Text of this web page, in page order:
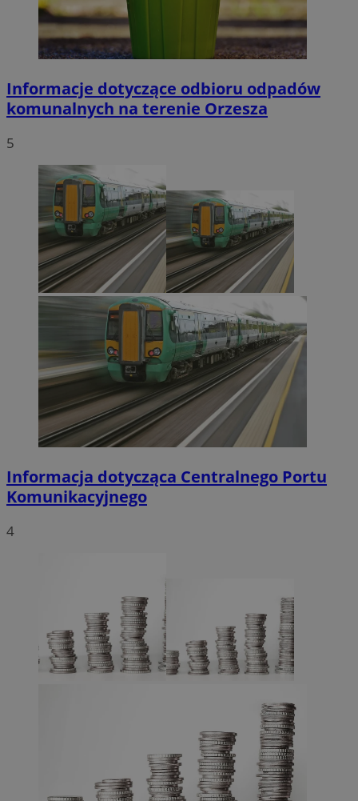
Informacje dotyczące odbioru odpadów
komunalnych na terenie Orzesza
5
Informacja dotycząca Centralnego Portu
Komunikacyjnego
4